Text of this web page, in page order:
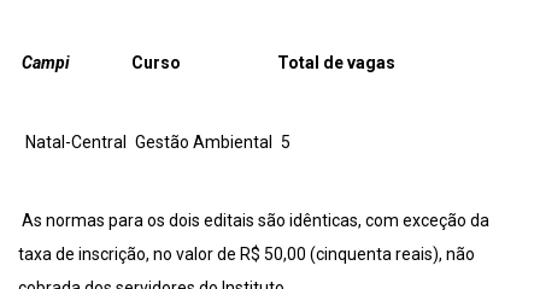
Campi Curso Total de vagas
Natal-Central Gestão Ambiental 5
As normas para os dois editais são idênticas, com exceção da
taxa de inscrição, no valor de R$ 50,00 (cinquenta reais), não